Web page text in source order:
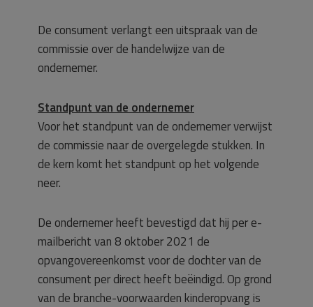
De consument verlangt een uitspraak van de
commissie over de handelwijze van de
ondernemer.
Standpunt van de ondernemer
Voor het standpunt van de ondernemer verwijst
de commissie naar de overgelegde stukken. In
de kern komt het standpunt op het volgende
neer.
De ondernemer heeft bevestigd dat hij per e-
mailbericht van 8 oktober 2021 de
opvangovereenkomst voor de dochter van de
consument per direct heeft beëindigd. Op grond
van de branche-voorwaarden kinderopvang is